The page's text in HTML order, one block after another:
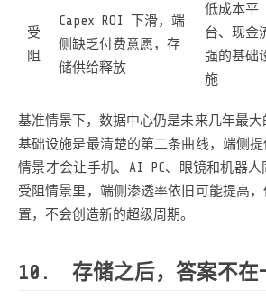
受
阻
Capex ROI 下滑，端
侧缺乏付费意愿，存
储供给释放
低成本平
台、现金
强的基础
施
基准情景下，数据中心仍是未来几年最
基础设施是最清楚的第二条曲线，端侧
情景才会让手机、AI PC、眼镜和机器人
受阻情景里，端侧渗透率依旧可能提高
置，不会创造新的超级周期。
存储之后，答案不在